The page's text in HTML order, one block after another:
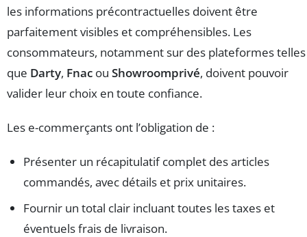
les informations précontractuelles doivent être
parfaitement visibles et compréhensibles. Les
consommateurs, notamment sur des plateformes telles
que Darty, Fnac ou Showroomprivé, doivent pouvoir
valider leur choix en toute confiance.
Les e-commerçants ont l’obligation de :
Présenter un récapitulatif complet des articles
commandés, avec détails et prix unitaires.
Fournir un total clair incluant toutes les taxes et
éventuels frais de livraison.